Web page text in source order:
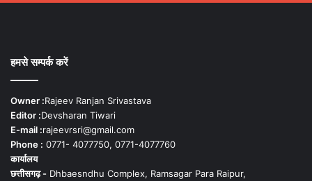
हमसे सम्पर्क करें
Owner :Rajeev Ranjan Srivastava
Editor :Devsharan Tiwari
E-mail :rajeevrsri@gmail.com
Phone : 0771- 4077750, 0771-4077760
कार्यालय
छत्तीसगढ़ - Dhbaesndhu Complex, Ramsagar Para Raipur,